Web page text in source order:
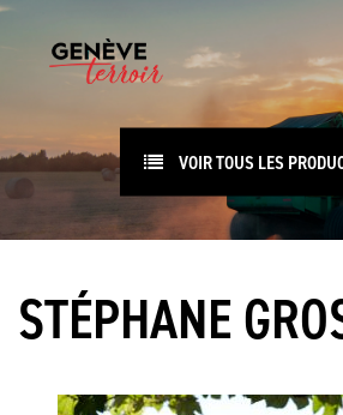
VOIR TOUS LES
STÉPHANE